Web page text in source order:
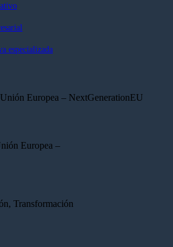
especializada
Europea – NextGenerationEU